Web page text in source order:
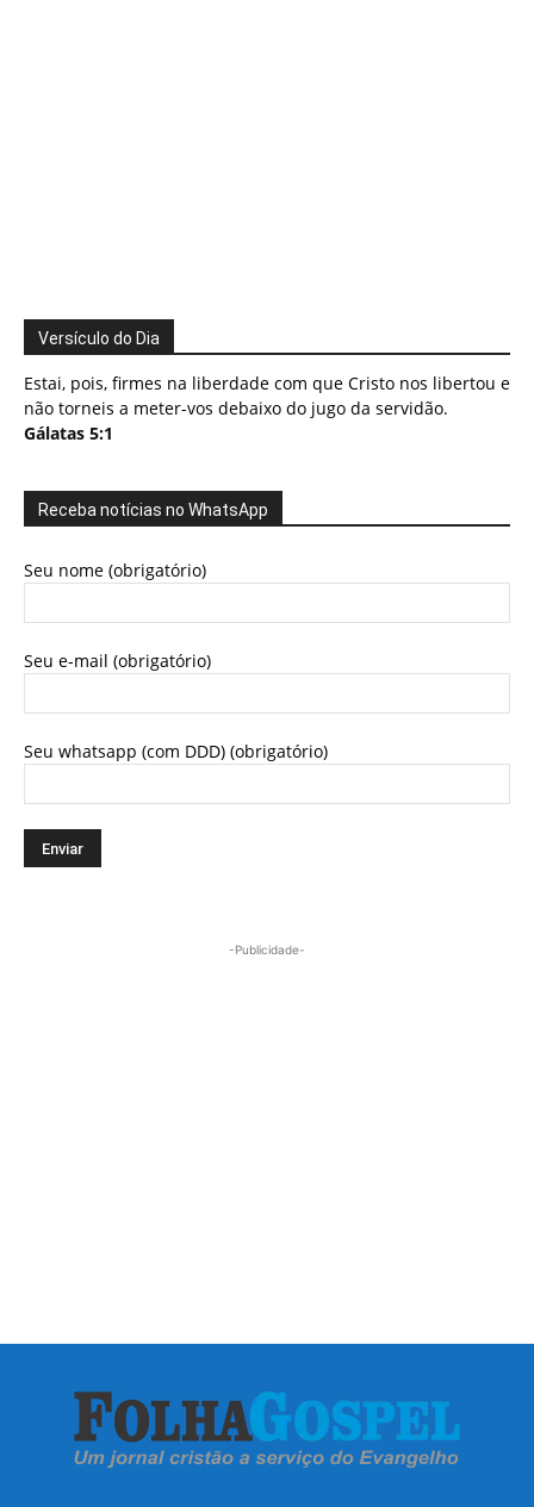
Versículo do Dia
Estai, pois, firmes na liberdade com que Cristo nos libertou e
não torneis a meter-vos debaixo do jugo da servidão.
Gálatas 5:1
Receba notícias no WhatsApp
Seu nome (obrigatório)
Seu e-mail (obrigatório)
Seu whatsapp (com DDD) (obrigatório)
-Publicidade-